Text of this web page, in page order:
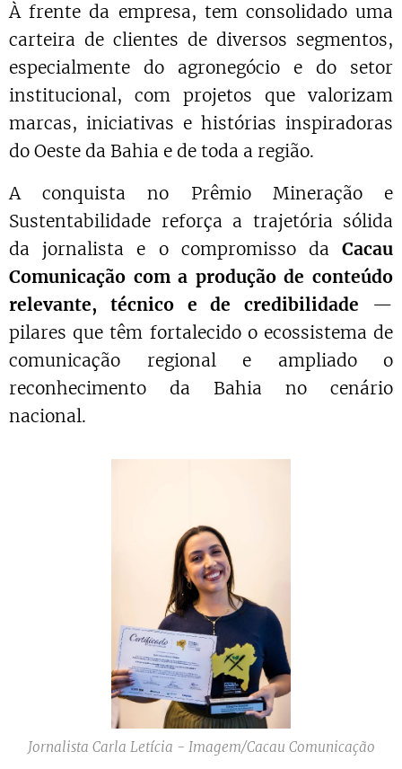
À frente da empresa, tem consolidado uma
carteira de clientes de diversos segmentos,
especialmente do agronegócio e do setor
institucional, com projetos que valorizam
marcas, iniciativas e histórias inspiradoras
do Oeste da Bahia e de toda a região.
A conquista no Prêmio Mineração e
Sustentabilidade reforça a trajetória sólida
da jornalista e o compromisso da Cacau
Comunicação com a produção de conteúdo
relevante, técnico e de credibilidade —
pilares que têm fortalecido o ecossistema de
comunicação regional e ampliado o
reconhecimento da Bahia no cenário
nacional.
Jornalista Carla Letícia - Imagem/Cacau Comunicação